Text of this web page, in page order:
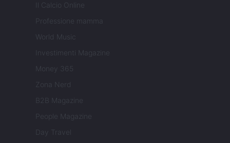
Il Calcio Online
Professione mamma
World Music
Investimenti Magazine
Money 365
Zona Nerd
B2B Magazine
People Magazine
Day Travel